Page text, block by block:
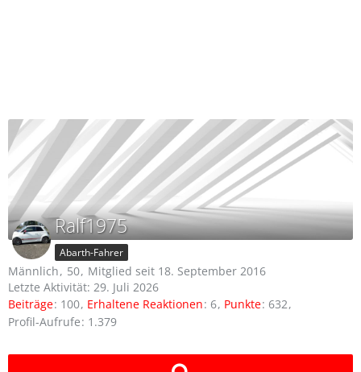
Ralf1975
Abarth-Fahrer
Männlich 50 Mitglied seit 18. September 2016
Letzte Aktivität: 29. Juli 2026
Beiträge 100 Erhaltene Reaktionen 6 Punkte 632
Profil-Aufrufe 1.379